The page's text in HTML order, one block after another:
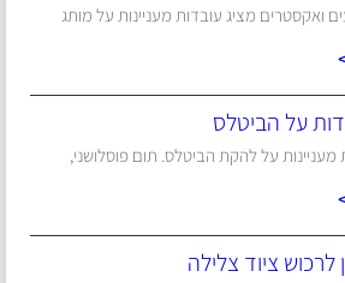
ואקסטרים מציג עובדות מעניינות על מותג
על הביטלס
מעניינות על להקת הביטלס. תום פוסלושני,
לרכוש ציוד צלילה